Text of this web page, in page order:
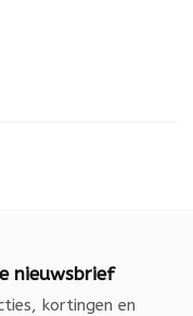
nieuwsbrief
kortingen en